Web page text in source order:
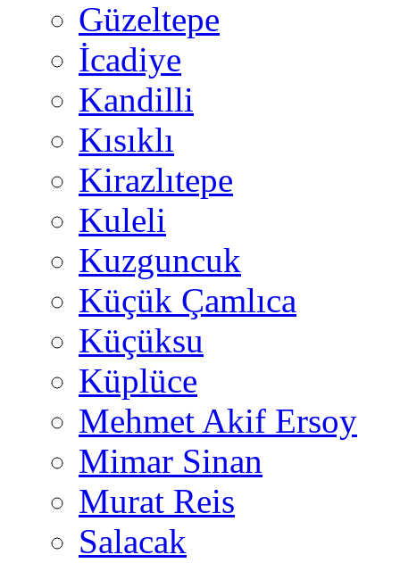
Güzeltepe
İcadiye
Kandilli
Kısıklı
Kirazlıtepe
Kuleli
Kuzguncuk
Küçük Çamlıca
Küçüksu
Küplüce
Mehmet Akif Ersoy
Mimar Sinan
Murat Reis
Salacak